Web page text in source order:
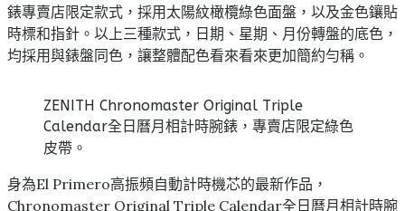
錶專賣店限定款式，採用太陽紋橄欖綠色面盤，以及金色鑲貼
時標和指針。以上三種款式，日期、星期、月份轉盤的底色，
均採用與錶盤同色，讓整體配色看來看來更加簡約勻稱。
ZENITH Chronomaster Original Triple
Calendar全日曆月相計時腕錶，專賣店限定綠色
皮帶。
身為El Primero高振頻自動計時機芯的最新作品，
Chronomaster Original Triple Calendar全日曆月相計時腕